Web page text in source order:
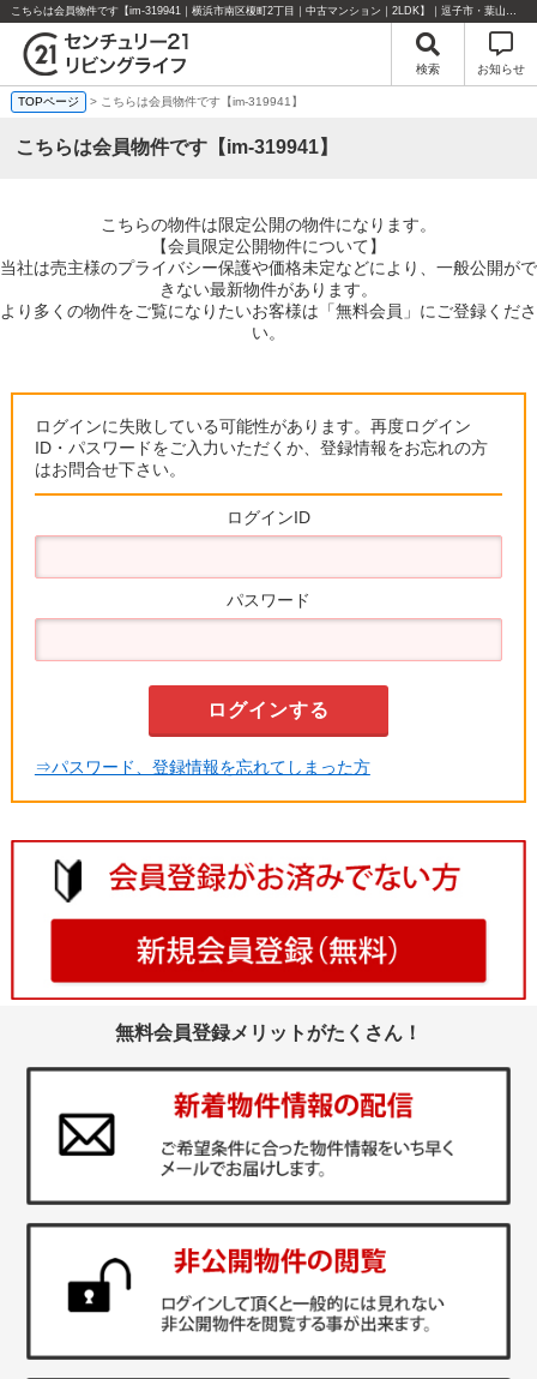
こちらは会員物件です【im-319941｜横浜市南区榎町2丁目｜中古マンション｜2LDK】｜逗子市・葉山町・湘南エリアの不動産のことならセンチュリー21リビングライフにお任せください！
検索 お知らせ
TOPページ > こちらは会員物件です【im-319941】
こちらは会員物件です【im-319941】
こちらの物件は限定公開の物件になります。
【会員限定公開物件について】
当社は売主様のプライバシー保護や価格未定などにより、一般公開がで
きない最新物件があります。
より多くの物件をご覧になりたいお客様は「無料会員」にご登録くださ
い。
ログインに失敗している可能性があります。再度ログイン
ID・パスワードをご入力いただくか、登録情報をお忘れの方
はお問合せ下さい。
ログインID
パスワード
⇒パスワード、登録情報を忘れてしまった方
無料会員登録メリットがたくさん！